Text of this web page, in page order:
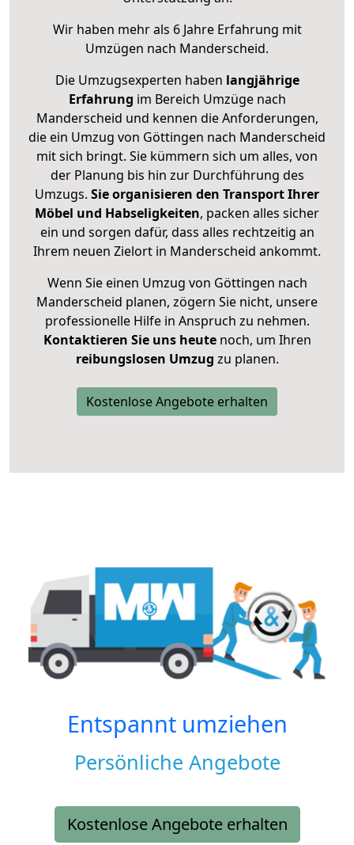
Wir haben mehr als 6 Jahre Erfahrung mit
Umzügen nach Manderscheid.
Die Umzugsexperten haben langjährige
Erfahrung im Bereich Umzüge nach
Manderscheid und kennen die Anforderungen,
die ein Umzug von Göttingen nach Manderscheid
mit sich bringt. Sie kümmern sich um alles, von
der Planung bis hin zur Durchführung des
Umzugs. Sie organisieren den Transport Ihrer
Möbel und Habseligkeiten, packen alles sicher
ein und sorgen dafür, dass alles rechtzeitig an
Ihrem neuen Zielort in Manderscheid ankommt.
Wenn Sie einen Umzug von Göttingen nach
Manderscheid planen, zögern Sie nicht, unsere
professionelle Hilfe in Anspruch zu nehmen.
Kontaktieren Sie uns heutenoch, um Ihren
reibungslosen Umzug zu planen.
Kostenlose Angebote erhalten
Entspannt umziehen
Persönliche Angebote
Kostenlose Angebote erhalten